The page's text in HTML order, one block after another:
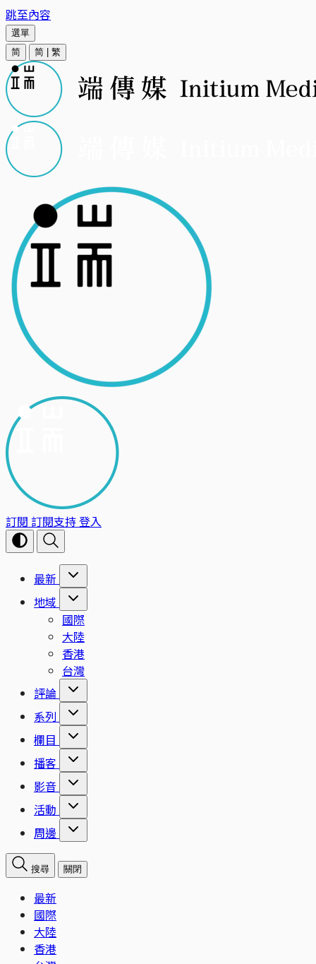
跳至內容
選單
简
简 繁
訂閱 訂閱支持登入
最新
地域
國際
大陸
香港
台灣
評論
系列
欄目
播客
影音
活動
周邊
搜尋 關閉
最新
國際
大陸
香港